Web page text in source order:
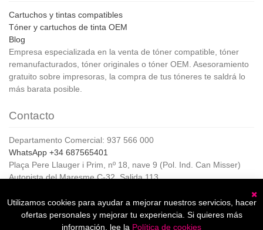
Cartuchos y tintas compatibles
Tóner y cartuchos de tinta OEM
Blog
Empresa especializada en la venta de tóner compatible, tóner
remanufacturados, tóner originales o tóner OEM. Asesoramiento
gratuito sobre impresoras, la compra de tus tóneres te saldrá lo
más barata posible.
Contacto
Departamento Comercial: 937 566 000
WhatsApp +34 687565401
Plaça Pere Llauger i Prim, nº 18, nave 9 (Pol. Ind. Can Misser)
Autopista del Maresme C-32, Salida 113
Horario de Atención al cliente:
De lunes a jueves de 8:00 a 17:00,
Viernes de 8:00 a 15:00
Utilizamos cookies para ayudar a mejorar nuestros servicios, hacer
ofertas personales y mejorar tu experiencia. Si quieres más
información, lee la Política de cookies